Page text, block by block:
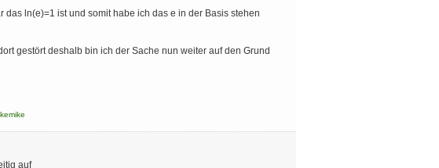
das ln(e)=1 ist und somit habe ich das e in der Basis stehen
gestört deshalb bin ich der Sache nun weiter auf den Grund
auf